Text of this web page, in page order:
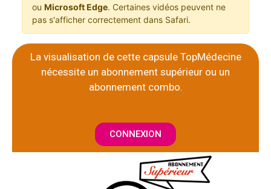
ou Microsoft Edge. Certaines vidéos peuvent ne
pas s'afficher correctement dans Safari.
La visualisation de cette capsule TopMédecine
nécessite un abonnement supérieur ou un
abonnement combo.
CONNEXION